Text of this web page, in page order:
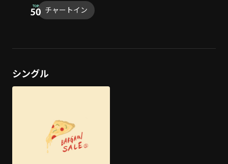
チャートイン
シングル